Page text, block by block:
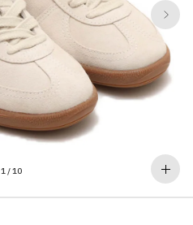
1 /10